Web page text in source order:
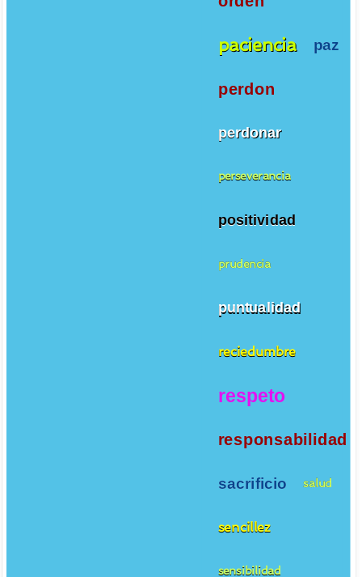
paciencia paz
perdon
perdonar
perseverancia
positividad
prudencia
puntualidad
reciedumbre
respeto
responsabilidad
sacrificio salud
sencillez
sensibilidad